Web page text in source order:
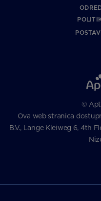
©
Ova web stranica
B.V., Lange Kleiweg 6, 4th